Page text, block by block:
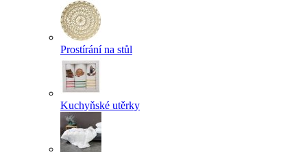
Prostírání na stůl
Kuchyňské utěrky